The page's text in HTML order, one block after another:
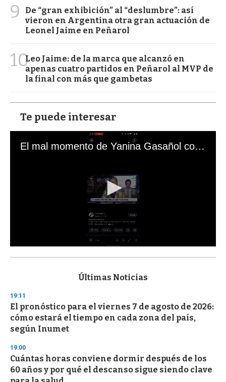
9
De “gran exhibición” al “deslumbre”: así
vieron en Argentina otra gran actuación de
Leonel Jaime en Peñarol
10Leo Jaime: de la marca que alcanzó en
apenas cuatro partidos en Peñarol al MVP de
la final con más que gambetas
Te puede interesar
El mal momento de Yanina Gasañol con un hincha argentino en "Subrayado"
s
d
s
o
f
3
s
e
c
o
n
Últimas Noticias
19:11
El pronóstico para el viernes 7 de agosto de 2026:
cómo estará el tiempo en cada zona del país,
según Inumet
19:00
Cuántas horas conviene dormir después de los
60 años y por qué el descanso sigue siendo clave